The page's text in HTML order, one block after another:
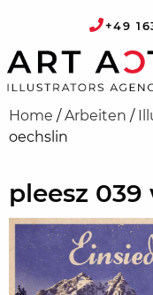
+49
Home /Arbeiten /
oechslin
pleesz